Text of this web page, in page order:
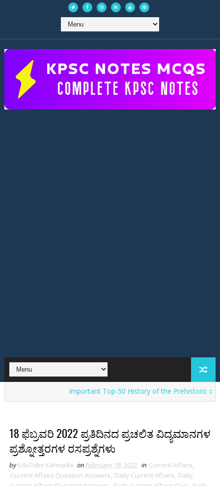
Important Top-50 History of the Prehistoric cultures in
18 ಫೆಬ್ರವರಿ 2022 ಪ್ರತಿದಿನದ ಪ್ರಚಲಿತ ವಿದ್ಯಮಾನಗಳ
ಪ್ರಶ್ನೋತ್ತರಗಳ ರಸಪ್ರಶ್ನೆಗಳು
by EduTube Kannada on February 18, 2022 in Current Affairs,
Current Affairs Question Answers, Daily Current Affairs, Daily